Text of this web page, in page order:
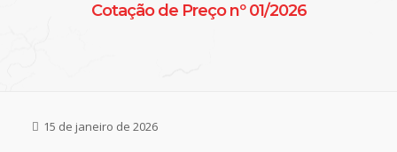
Cotação de Preço nº 01/2026
15 de janeiro de 2026